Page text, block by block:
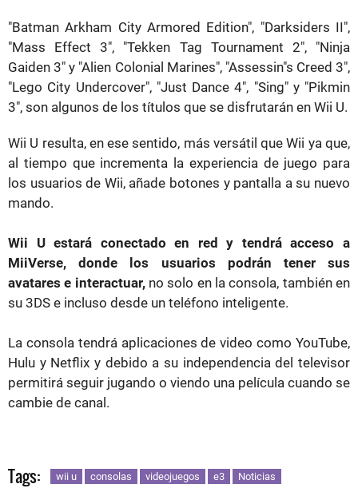
"Batman Arkham City Armored Edition", "Darksiders II",
"Mass Effect 3", "Tekken Tag Tournament 2", "Ninja
Gaiden 3" y "Alien Colonial Marines", "Assessin"s Creed 3",
"Lego City Undercover", "Just Dance 4", "Sing" y "Pikmin
3", son algunos de los títulos que se disfrutarán en Wii U.
Wii U resulta, en ese sentido, más versátil que Wii ya que,
al tiempo que incrementa la experiencia de juego para
los usuarios de Wii, añade botones y pantalla a su nuevo
mando.
Wii U estará conectado en red y tendrá acceso a
MiiVerse, donde los usuarios podrán tener sus
avatares e interactuar, no solo en la consola, también en
su 3DS e incluso desde un teléfono inteligente.
La consola tendrá aplicaciones de video como YouTube,
Hulu y Netflix y debido a su independencia del televisor
permitirá seguir jugando o viendo una película cuando se
cambie de canal.
Tags: wii u consolas videojuegos e3 Noticias